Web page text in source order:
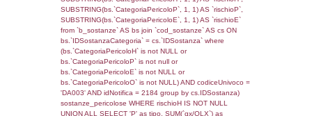
f_territori_limitrofi.Denominazione,
rofi.DescAltro FROM f_territori_limitrofi
cod_territori_tipologia ON
(f_territori_limitrofi.IDTipologiaTerritorio =
cod_territori_tipologia.IDTipologiaTerritorio)
(f_territori_limitrofi.IDTipoTerritorio =